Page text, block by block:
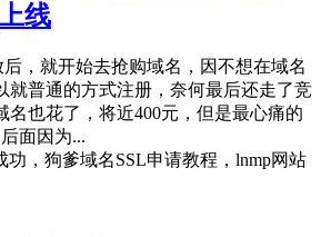
线
后，就开始去抢购域名，因不想在域名
就普通的方式注册，奈何最后还走了竞
名也花了，将近400元，但是最心痛的
面因为...
功，狗爹域名SSL申请教程，lnmp网站